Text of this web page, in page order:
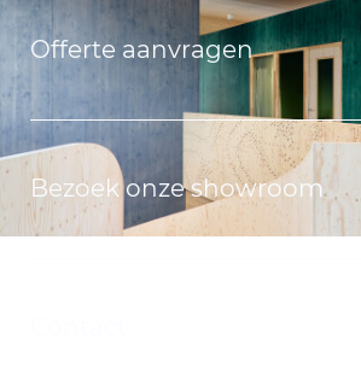
Offerte aanvragen
Bezoek onze showroom